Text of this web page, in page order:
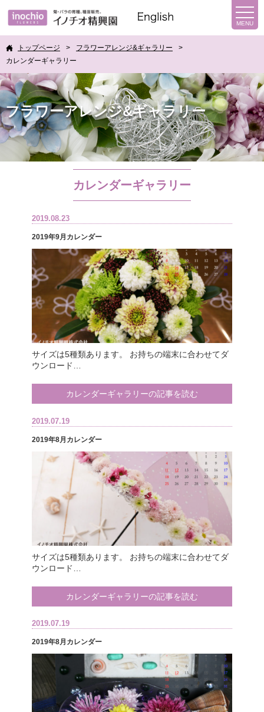
トップページ
フラワーアレンジ&ギャラリー
カレンダーギャラリー
フラワーアレンジ&ギャラリー
カレンダーギャラリー
2019.08.23
2019年9月カレンダー
サイズは5種類あります。 お持ちの端末に合わせてダ
ウンロード…
カレンダーギャラリーの記事を読む
2019.07.19
2019年8月カレンダー
サイズは5種類あります。 お持ちの端末に合わせてダ
ウンロード…
カレンダーギャラリーの記事を読む
2019.07.19
2019年8月カレンダー